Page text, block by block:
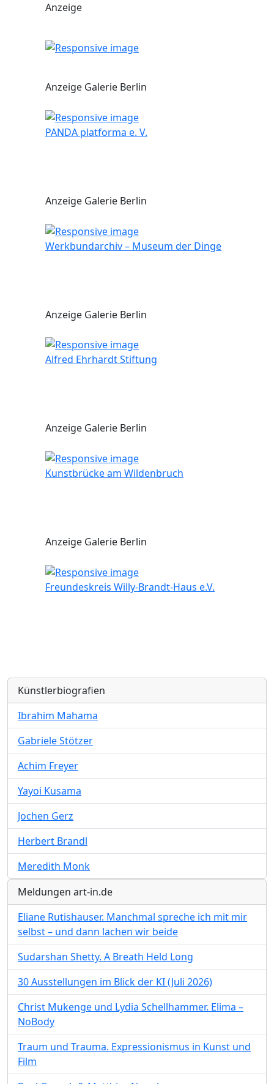
Anzeige
Anzeige Galerie Berlin
PANDA platforma e. V.
Anzeige Galerie Berlin
Werkbundarchiv – Museum der Dinge
Anzeige Galerie Berlin
Alfred Ehrhardt Stiftung
Anzeige Galerie Berlin
Kunstbrücke am Wildenbruch
Anzeige Galerie Berlin
Freundeskreis Willy-Brandt-Haus e.V.
Künstlerbiografien
Ibrahim Mahama
Gabriele Stötzer
Achim Freyer
Yayoi Kusama
Jochen Gerz
Herbert Brandl
Meredith Monk
Meldungen art-in.de
Eliane Rutishauser. Manchmal spreche ich mit mir
selbst – und dann lachen wir beide
Sudarshan Shetty. A Breath Held Long
30 Ausstellungen im Blick der KI (Juli 2026)
Christ Mukenge und Lydia Schellhammer. Elima –
NoBody
Traum und Trauma. Expressionismus in Kunst und
Film